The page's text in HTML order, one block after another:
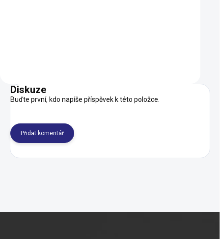
Diskuze
Buďte první, kdo napíše příspěvek k této položce.
Přidat komentář